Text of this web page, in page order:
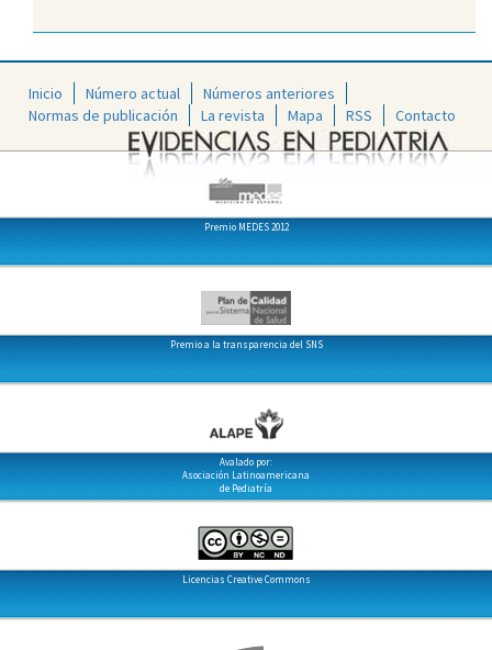
Inicio Número actual
Números anteriores
Normas de publicación
La revista Mapa RSS Contacto
Premio MEDES 2012
Premio a la transparencia del SNS
Avalado por:
Asociación Latinoamericana
de Pediatría
Licencias Creative Commons